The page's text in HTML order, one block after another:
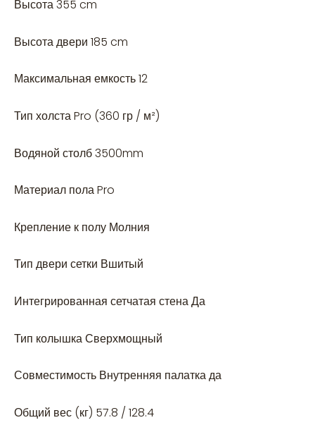
Высота 355 cm
Высота двери 185 cm
Максимальная емкость 12
Тип холста Pro (360 гр / м²)
Водяной столб 3500mm
Материал пола Pro
Крепление к полу Молния
Тип двери сетки Вшитый
Интегрированная сетчатая стена Да
Тип колышка Сверхмощный
Совместимость Внутренняя палатка да
Общий вес (кг) 57.8 / 128.4